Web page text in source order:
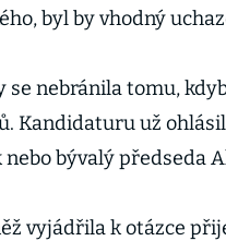
byl by vhodný
se nebránila tomu,
Kandidaturu už
bývalý předseda
vyjádřila k otázce